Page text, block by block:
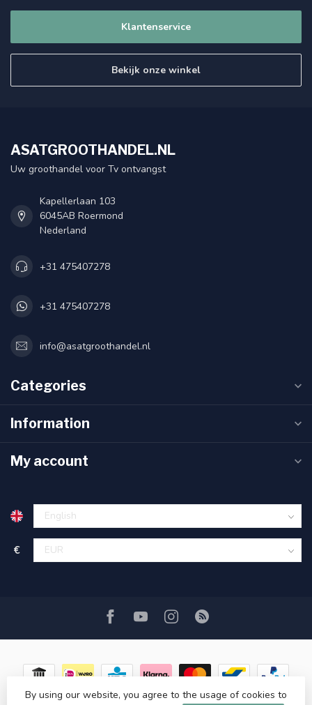
Klantenservice
Bekijk onze winkel
ASATGROOTHANDEL.NL
Uw groothandel voor Tv ontvangst
Kapellerlaan 103
6045AB Roermond
Nederland
+31 475407278
+31 475407278
info@asatgroothandel.nl
Categories
Information
My account
€
By using our website, you agree to the usage of cookies to